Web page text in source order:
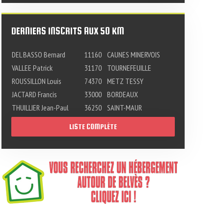
DERNIERS INSCRITS AUX 50 KM
DEL BASSO Bernard 11160 CAUNES MINERVOIS
VALLEE Patrick
31170
TOURNEFEUILLE
ROUSSILLON Louis
74370 METZ TESSY
JACTARD Francis
33000 BORDEAUX
THUILLIER Jean-Paul
36250 SAINT-MAUR
LISTE COMPLÈTE